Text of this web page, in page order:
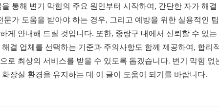
을 통해 변기 막힘의 주요 원인부터 시작하여, 간단한 자가 해결
문가 도움을 받아야 하는 경우, 그리고 예방을 위한 실용적인
게 안내해 드릴 것입니다. 또한, 중랑구 내에서 신뢰할 수 있는
해결 업체를 선택하는 기준과 주의사항도 함께 제공하여, 합리
로 최상의 서비스를 받을 수 있도록 돕겠습니다. 변기 막힘 없
화장실 환경을 유지하는 데 이 글이 도움이 되기를 바랍니다.